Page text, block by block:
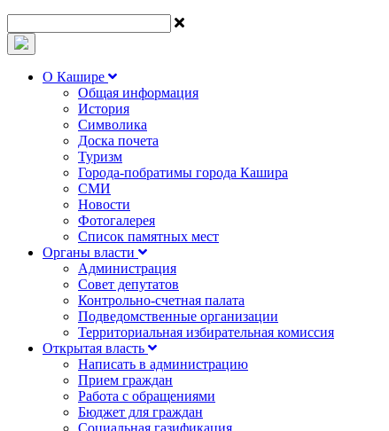
О Кашире
Общая информация
История
Символика
Доска почета
Туризм
Города-побратимы города Кашира
СМИ
Новости
Фотогалерея
Список памятных мест
Органы власти
Администрация
Совет депутатов
Контрольно-счетная палата
Подведомственные организации
Территориальная избирательная комиссия
Открытая власть
Написать в администрацию
Прием граждан
Работа с обращениями
Бюджет для граждан
Социальная газификация